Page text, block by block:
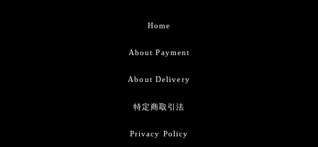
Home
About Payment
About Delivery
特定商取引法
Privacy Policy